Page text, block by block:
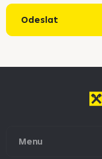
Odeslat
Menu